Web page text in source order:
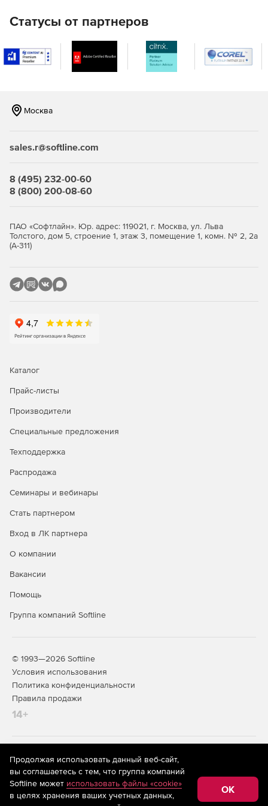
Автоматическая загрузка, тестирование и развертывание
исправлений для Windows, Mac, Linux и более 250
сторонних приложений с помощью встроенного модуля
исправлений.
Сетевые системы защищены сложными паролями и
Получение подробной информации о причине, влиянии и
устранении недостатков безопасности веб-сервера. Эта
серверы, защищенные от многих вариантов атак.
неподдерживаемого программного обеспечения.
Возможность развернуть предварительно созданные и
Статусы от партнеров
Москва
sales.r@softline.com
8 (495) 232-00-60
8 (800) 200-08-60
ПАО «Софтлайн». Юр. адрес: 119021, г. Москва, ул. Льва
Толстого, дом 5, строение 1, этаж 3, помещение 1, комн. № 2, 2а
(А-311)
Каталог
Прайс-листы
Производители
Специальные предложения
Техподдержка
Распродажа
Семинары и вебинары
Стать партнером
Вход в ЛК партнера
О компании
Вакансии
Помощь
Группа компаний Softline
© 1993—2026 Softline
Условия использования
Политика конфиденциальности
Правила продажи
14+
На информационном ресурсе store.softline.ru применяются
рекомендательные технологии
(информационные технологии
предоставления информации на основе сбора,
систематизации и анализа сведений, относящихся к
предпочтениям пользователей сети «Интернет»,
Продолжая использовать данный веб-сайт,
вы соглашаетесь с тем, что группа компаний
Softline может использовать файлы «cookie»
в целях хранения ваших учетных данных,
OK